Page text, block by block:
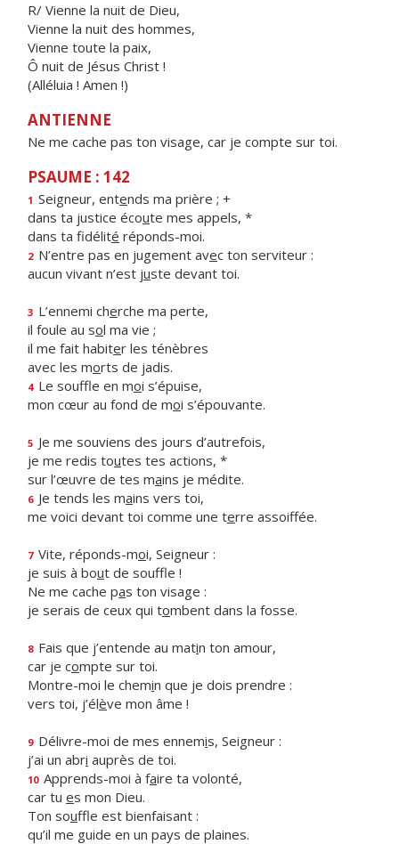
R/ Vienne la nuit de Dieu,
Vienne la nuit des hommes,
Vienne toute la paix,
Ô nuit de Jésus Christ !
(Alléluia ! Amen !)
ANTIENNE
Ne me cache pas ton visage, car je compte sur toi.
PSAUME : 142
1 Seigneur, entends ma prière ; +
dans ta justice écoute mes appels, *
dans ta fidélité réponds-moi.
2 N’entre pas en jugement avec ton serviteur :
aucun vivant n’est juste devant toi.
3 L’ennemi cherche ma perte,
il foule au sol ma vie ;
il me fait habiter les ténèbres
avec les morts de jadis.
4 Le souffle en moi s’épuise,
mon cœur au fond de moi s’épouvante.
5 Je me souviens des jours d’autrefois,
je me redis toutes tes actions, *
sur l’œuvre de tes mains je médite.
6 Je tends les mains vers toi,
me voici devant toi comme une terre assoiffée.
7 Vite, réponds-moi, Seigneur :
je suis à bout de souffle !
Ne me cache pas ton visage :
je serais de ceux qui tombent dans la fosse.
8 Fais que j’entende au matin ton amour,
car je compte sur toi.
Montre-moi le chemin que je dois prendre :
vers toi, j’élève mon âme !
9 Délivre-moi de mes ennemis, Seigneur :
j’ai un abri auprès de toi.
10 Apprends-moi à faire ta volonté,
car tu es mon Dieu.
Ton souffle est bienfaisant :
qu’il me guide en un pays de plaines.